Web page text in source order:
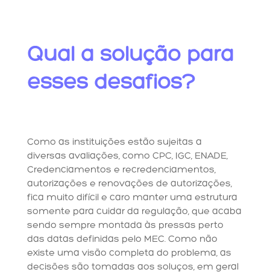
Qual a solução para
esses desafios?
Como as instituições estão sujeitas a
diversas avaliações, como CPC, IGC, ENADE,
Credenciamentos e recredenciamentos,
autorizações e renovações de autorizações,
fica muito difícil e caro manter uma estrutura
somente para cuidar da regulação, que acaba
sendo sempre montada às pressas perto
das datas definidas pelo MEC. Como não
existe uma visão completa do problema, as
decisões são tomadas aos soluços, em geral